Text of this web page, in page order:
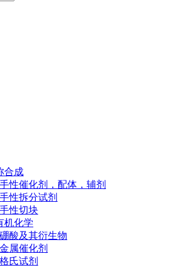
合成
手性催化剂，配体，辅剂
手性拆分试剂
手性切块
机化学
硼酸及其衍生物
金属催化剂
格氏试剂